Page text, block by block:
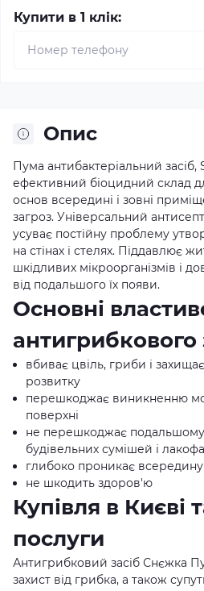
Купити в 1 клік:
Опис
Пума антибактеріальний засіб,
ефективний біоцидний склад
основ всередині і зовні
загроз. Універсальний
усуває постійну проблему
на стінах і стелях. Піддавлює
шкідливих мікроорганізмів і
від подальшого їх появи.
Основні
антигрибкового
вбиває цвіль, гриби і
розвитку
перешкоджає виникненню
поверхні
не перешкоджає
будівельних сумішей і
глибоко проникає
не шкодить здоров'ю
Купівля в Києві
послуги
Антигрибковий засіб Снєжка
захист від грибка, а також